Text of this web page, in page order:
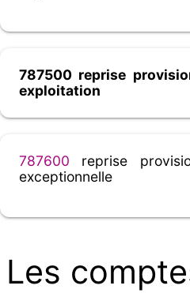
787500 reprise
exploitation
787600 reprise
exceptionnelle
Les